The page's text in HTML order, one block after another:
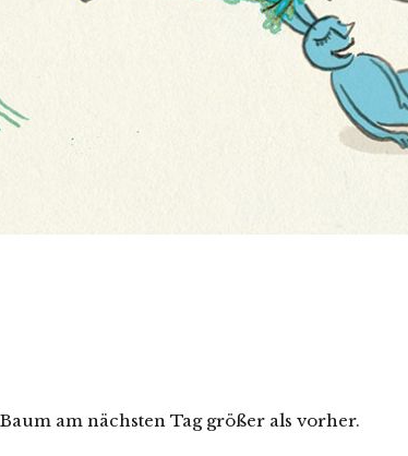
am nächsten Tag größer als vorher.